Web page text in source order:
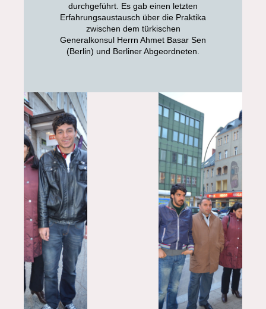
durchgeführt. Es gab einen letzten
Erfahrungsaustausch über die Praktika
zwischen dem türkischen
Generalkonsul Herrn Ahmet Basar Sen
(Berlin) und Berliner Abgeordneten.